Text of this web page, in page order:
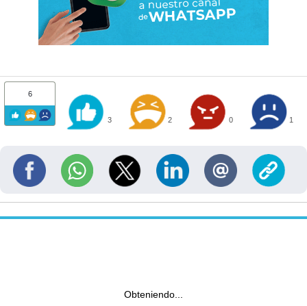
6
3 2 0 1
Obteniendo...